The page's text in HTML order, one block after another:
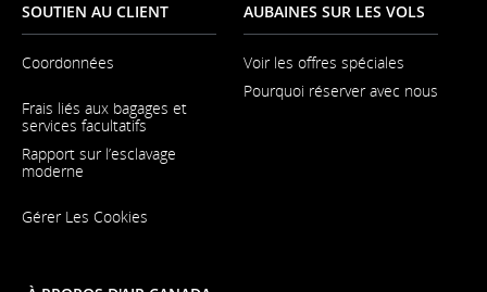
matière
d’accessibilité
linguistiques.
SOUTIEN AU CLIENT
Coordonnées
dans
une
nouvelle
fenêtre
Frais liés aux bagages et
services facultatifs
Rapport sur l’esclavage
moderne
dans
Gérer Les Cookies
AUBAINES SUR LES VOLS
Voir les offres spéciales
Pourquoi réserver avec nous